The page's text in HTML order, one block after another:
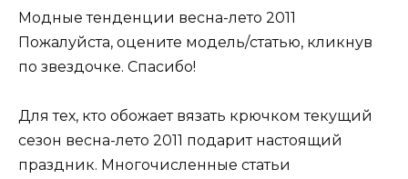
Модные тенденции весна-лето 2011
Пожалуйста, оцените модель/статью, кликнув
по звездочке. Спасибо!
Для тех, кто обожает вязать крючком текущий
сезон весна-лето 2011 подарит настоящий
праздник. Многочисленные статьи